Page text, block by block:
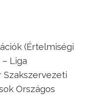
(Értelmiségi
Liga
Szakszervezeti
Országos